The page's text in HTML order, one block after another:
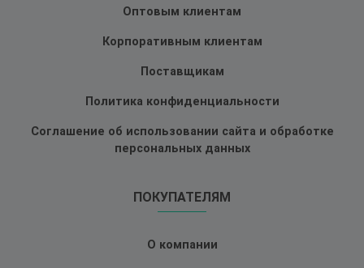
Оптовым клиентам
Корпоративным клиентам
Поставщикам
Политика конфиденциальности
Соглашение об использовании сайта и обработке
персональных данных
ПОКУПАТЕЛЯМ
О компании